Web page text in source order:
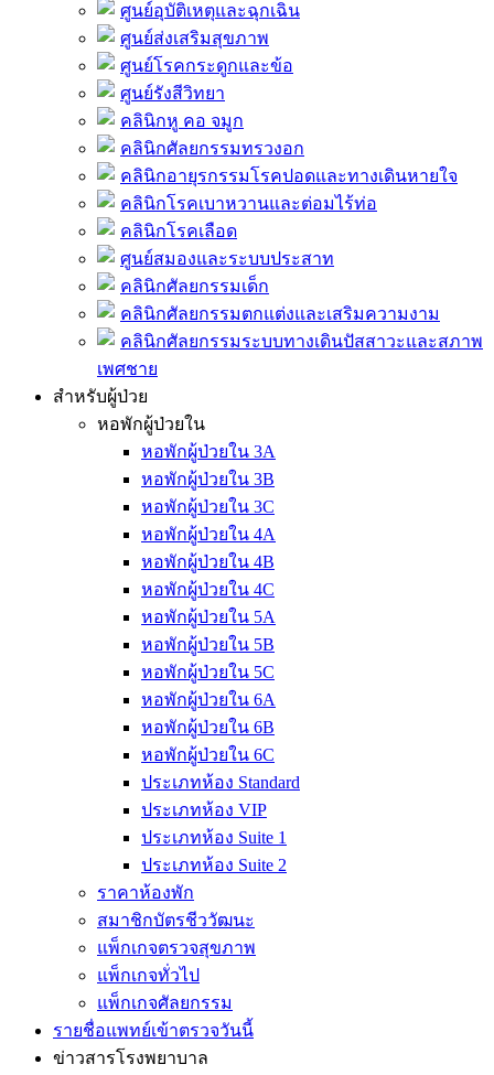
ศูนย์อุบัติเหตุและฉุกเฉิน
ศูนย์ส่งเสริมสุขภาพ
ศูนย์โรคกระดูกและข้อ
ศูนย์รังสีวิทยา
คลินิกหู คอ จมูก
คลินิกศัลยกรรมทรวงอก
คลินิกอายุรกรรมโรคปอดและทางเดินหายใจ
คลินิกโรคเบาหวานและต่อมไร้ท่อ
คลินิกโรคเลือด
ศูนย์สมองและระบบประสาท
คลินิกศัลยกรรมเด็ก
คลินิกศัลยกรรมตกแต่งและเสริมความงาม
คลินิกศัลยกรรมระบบทางเดินปัสสาวะและสภาพ
เพศชาย
สำหรับผู้ป่วย
หอพักผู้ป่วยใน
หอพักผู้ป่วยใน 3A
หอพักผู้ป่วยใน 3B
หอพักผู้ป่วยใน 3C
หอพักผู้ป่วยใน 4A
หอพักผู้ป่วยใน 4B
หอพักผู้ป่วยใน 4C
หอพักผู้ป่วยใน 5A
หอพักผู้ป่วยใน 5B
หอพักผู้ป่วยใน 5C
หอพักผู้ป่วยใน 6A
หอพักผู้ป่วยใน 6B
หอพักผู้ป่วยใน 6C
ประเภทห้อง Standard
ประเภทห้อง VIP
ประเภทห้อง Suite 1
ประเภทห้อง Suite 2
ราคาห้องพัก
สมาชิกบัตรชีววัฒนะ
แพ็กเกจตรวจสุขภาพ
แพ็กเกจทั่วไป
แพ็กเกจศัลยกรรม
รายชื่อแพทย์เข้าตรวจวันนี้
ข่าวสารโรงพยาบาล